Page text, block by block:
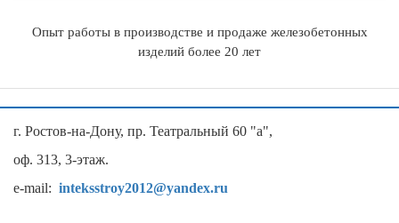
Опыт работы в производстве и продаже железобетонных
изделий более 20 лет
г. Ростов-на-Дону, пр. Театральный 60 "а",
оф. 313, 3-этаж.
e-mail: inteksstroy2012@yandex.ru